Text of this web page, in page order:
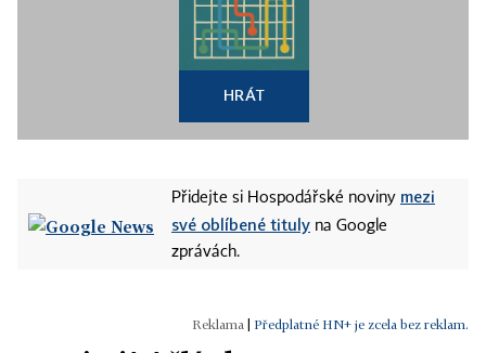
HRÁT
Přidejte si Hospodářské noviny mezi
své oblíbené tituly na Google
zprávách.
Předplatné HN+ je zcela bez reklam.